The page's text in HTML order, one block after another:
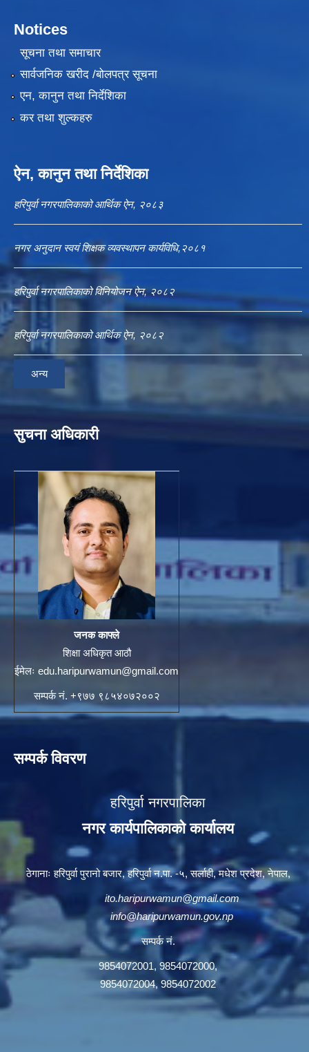
Notices
सूचना तथा समाचार
सार्वजनिक खरीद /बोलपत्र सूचना
एन, कानुन तथा निर्देशिका
कर तथा शुल्कहरु
ऐन, कानुन तथा निर्देशिका
हरिपुर्वा नगरपालिकाको आर्थिक ऐन, २०८३
नगर अनुदान स्वयं शिक्षक व्यवस्थापन कार्यविधि,२०८१
हरिपुर्वा नगरपालिकाको विनियोजन ऐन, २०८२
हरिपुर्वा नगरपालिकाको आर्थिक ऐन, २०८२
अन्य
सुचना अधिकारी
जनक काफ्ले
शिक्षा अधिकृत आठौ
ईमेलः edu.haripurwamun@gmail.com
सम्पर्क नं. +९७७ ९८५४०७२००२
सम्पर्क विवरण
हरिपुर्वा नगरपालिका
नगर कार्यपालिकाको कार्यालय
ठेगानाः हरिपुर्वा पुरानो बजार, हरिपुर्वा न.पा. -५, सर्लाही, मधेश प्रदेश, नेपाल,
ito.haripurwamun@gmail.com
info@haripurwamun.gov.np
सम्पर्क नं.
9854072001, 9854072000,
9854072004, 9854072002